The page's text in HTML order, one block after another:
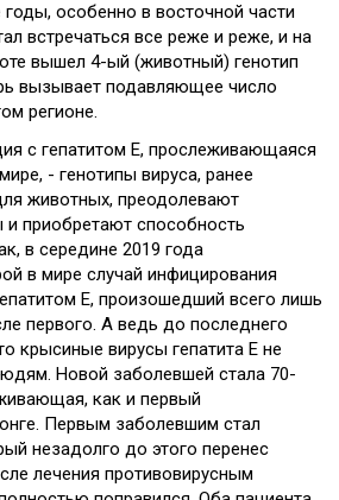
годы, особенно в восточной части
встречаться все реже и реже, и на
вышел 4-ый (животный) генотип
вызывает подавляющее число
регионе.
с гепатитом Е, прослеживающаяся
- генотипы вируса, ранее
животных, преодолевают
приобретают способность
в середине 2019 года
в мире случай инфицирования
Е, произошедший всего лишь
первого. А ведь до последнего
крысиные вирусы гепатита Е не
Новой заболевшей стала 70-
как и первый
Первым заболевшим стал
незадолго до этого перенес
лечения противовирусным